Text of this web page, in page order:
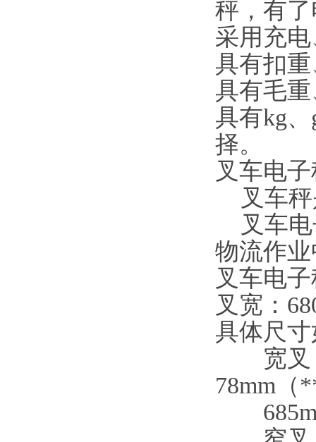
秤，有
采用充
具有扣
具有毛
具有kg
择。
叉车电
叉车秤
叉车电
物流作
叉车电
叉宽：
具体尺
宽叉：
78mm（